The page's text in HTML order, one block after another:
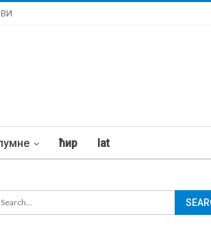
ћир lat